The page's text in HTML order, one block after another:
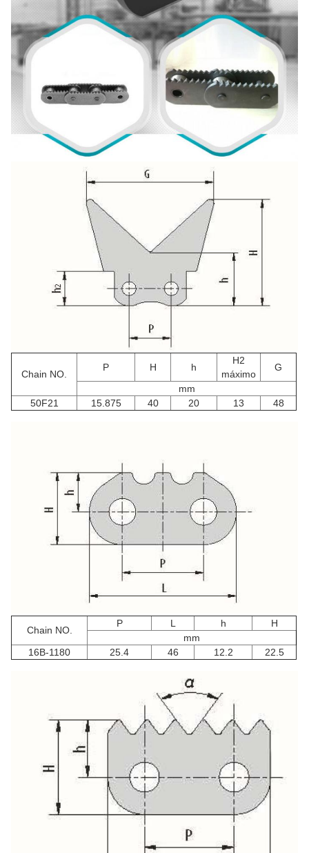
Chain NO.
P H h
H2
máximo
G
mm
50F21
15.875 40 20 13 48
Chain NO.
P L h
H
mm
16B-1180
25.4 46 12.2 22.5